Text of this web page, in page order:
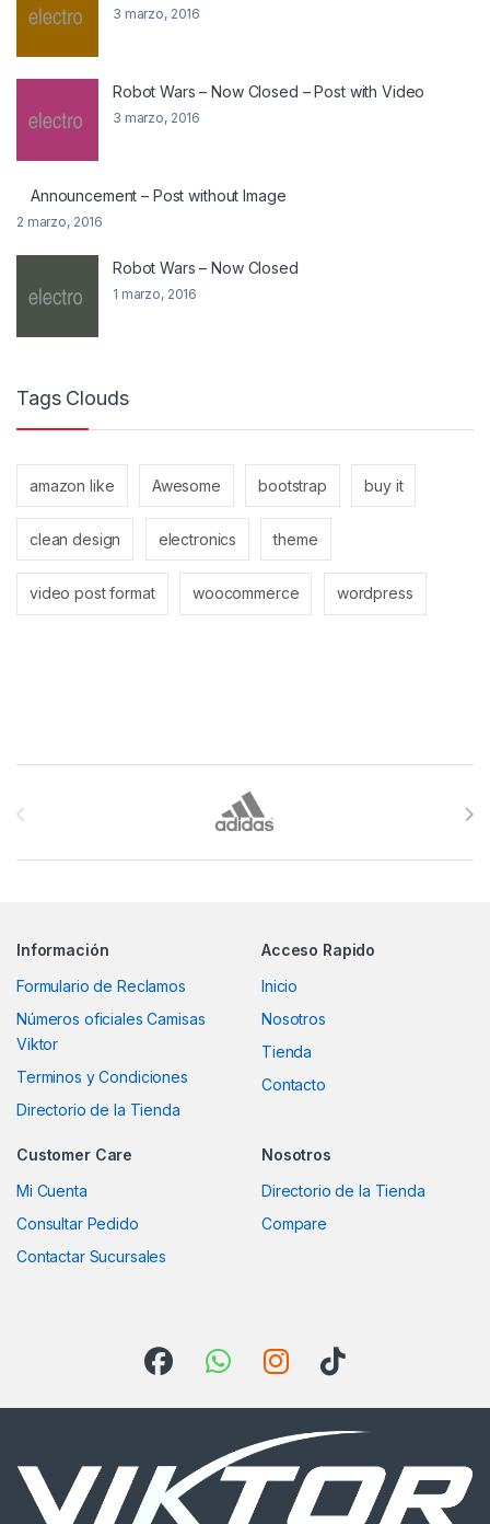
3 marzo, 2016
Robot Wars – Now Closed – Post with Video
3 marzo, 2016
Announcement – Post without Image
2 marzo, 2016
Robot Wars – Now Closed
1 marzo, 2016
Tags Clouds
amazon like Awesome bootstrap buy it
clean design electronics theme
video post format woocommerce wordpress
Información
Formulario de Reclamos
Números oficiales Camisas
Viktor
Terminos y Condiciones
Directorio de la Tienda
Acceso Rapido
Inicio
Nosotros
Tienda
Contacto
Customer Care
Mi Cuenta
Consultar Pedido
Contactar Sucursales
Nosotros
Directorio de la Tienda
Compare